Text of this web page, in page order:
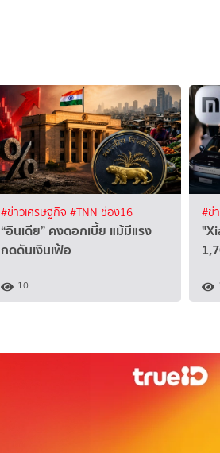
#ข่าวเศรษฐกิจ #TNN ช่อง16
“อินเดีย” คงดอกเบี้ย แม้มีแรง
กดดันเงินเฟ้อ
10
#ข่